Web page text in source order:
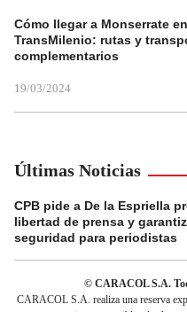
Cómo llegar a Monserrate en
TransMilenio: rutas y
complementarios
19/03/2024
Últimas Noticias
CPB pide a De la Espriella
libertad de prensa y
seguridad para periodistas
© CARACOL S.A.
CARACOL S.A. realiza una reserva